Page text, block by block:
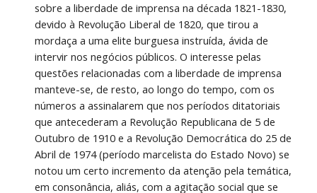
sobre a liberdade de imprensa na década 1821-1830,
devido à Revolução Liberal de 1820, que tirou a
mordaça a uma elite burguesa instruída, ávida de
intervir nos negócios públicos. O interesse pelas
questões relacionadas com a liberdade de imprensa
manteve-se, de resto, ao longo do tempo, com os
números a assinalarem que nos períodos ditatoriais
que antecederam a Revolução Republicana de 5 de
Outubro de 1910 e a Revolução Democrática do 25 de
Abril de 1974 (período marcelista do Estado Novo) se
notou um certo incremento da atenção pela temática,
em consonância, aliás, com a agitação social que se